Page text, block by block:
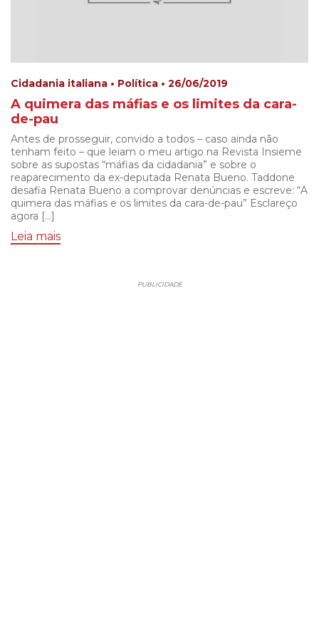
Cidadania italiana • Política • 26/06/2019
A quimera das máfias e os limites da cara-
de-pau
Antes de prosseguir, convido a todos – caso ainda não
tenham feito – que leiam o meu artigo na Revista Insieme
sobre as supostas “máfias da cidadania” e sobre o
reaparecimento da ex-deputada Renata Bueno. Taddone
desafia Renata Bueno a comprovar denúncias e escreve: “A
quimera das máfias e os limites da cara-de-pau” Esclareço
agora […]
Leia mais
PUBLICIDADE